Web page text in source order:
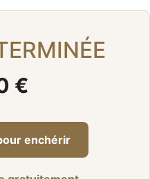
€
enchérir